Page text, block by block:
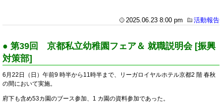
2025.06.23 8:00 pm 活動報告
● 第39回 京都私立幼稚園フェア＆ 就職説明会 [振興
対策部]
6月22日（日）午前9 時半から11時半まで、リーガロイヤルホテル京都2 階 春秋
の間において実施。
府下も含め53カ園のブース参加、1 カ園の資料参加であった。